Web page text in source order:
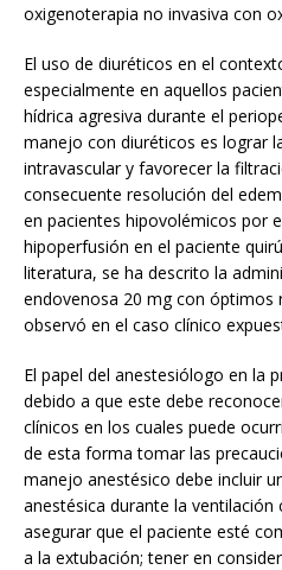
oxigenoterapia no invasiva con
El uso de diuréticos en el
especialmente en aquellos
hídrica agresiva durante el
manejo con diuréticos es lograr
intravascular y favorecer la
consecuente resolución del
en pacientes hipovolémicos por
hipoperfusión en el paciente
literatura, se ha descrito la
endovenosa 20 mg con óptimos
observó en el caso clínico
El papel del anestesiólogo en la
debido a que este debe
clínicos en los cuales puede
de esta forma tomar las
manejo anestésico debe incluir
anestésica durante la
asegurar que el paciente esté
a la extubación; tener en